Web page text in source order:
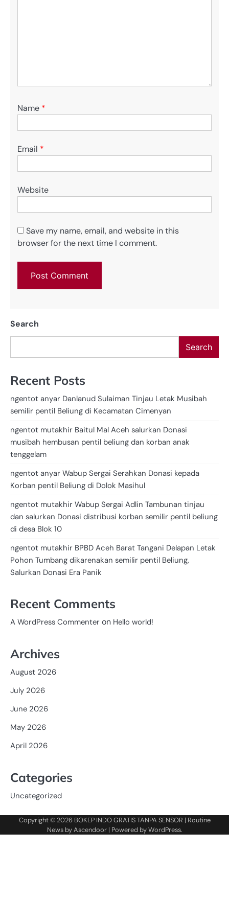
Name *
Email *
Website
Save my name, email, and website in this
browser for the next time I comment.
Search
Search
Recent Posts
ngentot anyar Danlanud Sulaiman Tinjau Letak Musibah
semilir pentil Beliung di Kecamatan Cimenyan
ngentot mutakhir Baitul Mal Aceh salurkan Donasi
musibah hembusan pentil beliung dan korban anak
tenggelam
ngentot anyar Wabup Sergai Serahkan Donasi kepada
Korban pentil Beliung di Dolok Masihul
ngentot mutakhir Wabup Sergai Adlin Tambunan tinjau
dan salurkan Donasi distribusi korban semilir pentil beliung
di desa Blok 10
ngentot mutakhir BPBD Aceh Barat Tangani Delapan Letak
Pohon Tumbang dikarenakan semilir pentil Beliung,
Salurkan Donasi Era Panik
Recent Comments
A WordPress Commenter on Hello world!
Archives
August 2026
July 2026
June 2026
May 2026
April 2026
Categories
Uncategorized
Copyright © 2026 BOKEP INDO GRATIS TANPA SENSOR | Routine
News byAscendoor| Powered byWordPress.